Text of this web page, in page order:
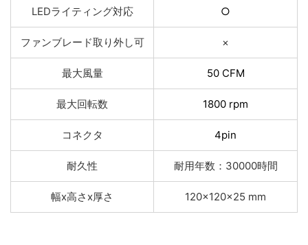
LEDライティング対応 ○
ファンブレード取り外し可 ×
最大風量 50 CFM
最大回転数 1800 rpm
コネクタ 4pin
耐久性 耐用年数：30000時間
幅x高さx厚さ 120x120x25 mm